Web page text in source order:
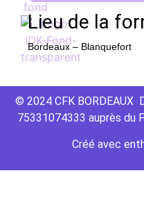
Lieu de la
Bordeaux – Blanquefort
© 2024 CFK BORDEAUX
75331074333 auprès du
Créé avec